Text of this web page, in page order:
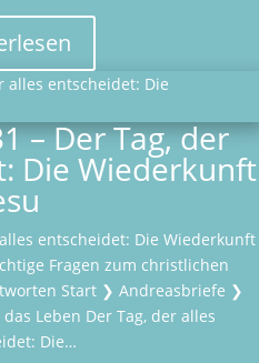
– Der Tag, der
Die Wiederkunft
entscheidet: Die Wiederkunft
Fragen zum christlichen
Start ❯ Andreasbriefe ❯
Leben Der Tag, der alles
Die…